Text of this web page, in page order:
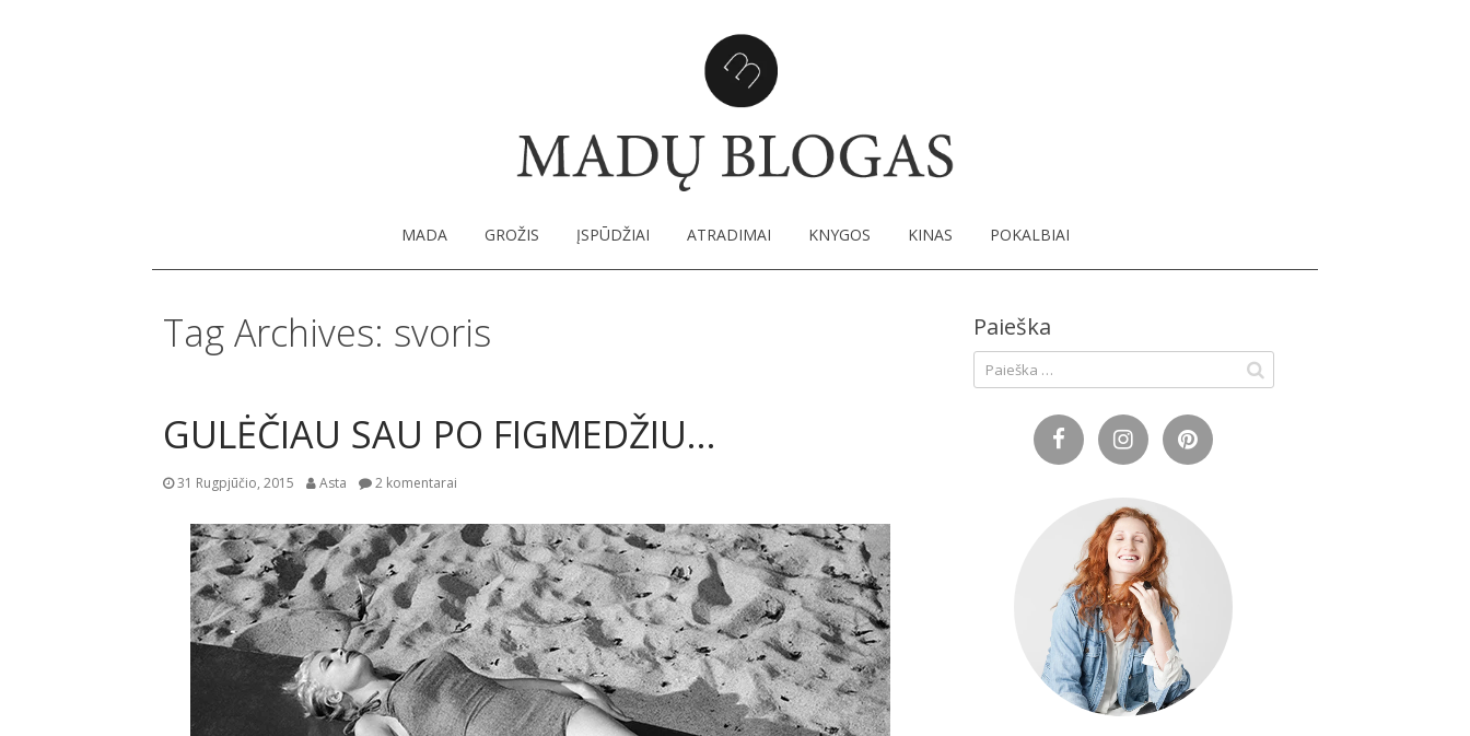
MADA GROŽIS ĮSPŪDŽIAI ATRADIMAI KNYGOS KINAS POKALBIAI
Tag Archives: svoris
GULĖČIAU SAU PO FIGMEDŽIU…
31 Rugpjūčio, 2015 Asta 2 komentarai
Paieška
Ieškoti: